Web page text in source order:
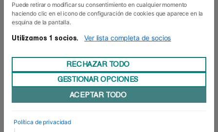
Comienzan los programas de
Puede retirar o modificar su consentimiento en cualquier momento
haciendo clic en el icono de configuración de cookies que aparece en la
esquina de la pantalla.
Utilizamos 1 socios. Ver lista completa de socios
RECHAZAR TODO
GESTIONAR OPCIONES
ACEPTAR TODO
Política de privacidad